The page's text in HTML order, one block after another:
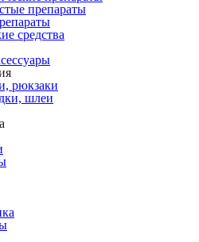
препараты
средства
рюкзаки
шлеи